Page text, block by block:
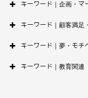
キーワード｜企画・マ
キーワード｜顧客満足
キーワード｜夢・モチ
キーワード｜教育関連